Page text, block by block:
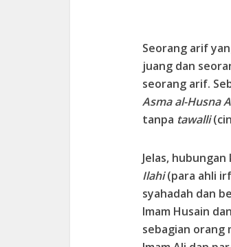
Seorang arif
juang dan
seorang arif.
Asma al-Husna
tanpa tawalli
Jelas,
Ilahi(para ahli
syahadah dan
Imam Husain
sebagian orang